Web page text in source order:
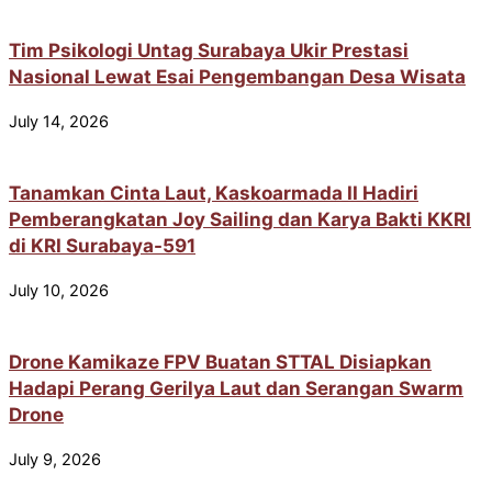
Tim Psikologi Untag Surabaya Ukir Prestasi
Nasional Lewat Esai Pengembangan Desa Wisata
July 14, 2026
Tanamkan Cinta Laut, Kaskoarmada II Hadiri
Pemberangkatan Joy Sailing dan Karya Bakti KKRI
di KRI Surabaya-591
July 10, 2026
Drone Kamikaze FPV Buatan STTAL Disiapkan
Hadapi Perang Gerilya Laut dan Serangan Swarm
Drone
July 9, 2026